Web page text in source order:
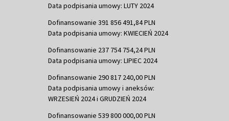
Data podpisania umowy: LUTY 2024
Dofinansowanie 391 856 491,84 PLN
Data podpisania umowy: KWIECIEŃ 2024
Dofinansowanie 237 754 754,24 PLN
Data podpisania umowy: LIPIEC 2024
Dofinansowanie 290 817 240,00 PLN
Data podpisania umowy i aneksów:
WRZESIEŃ 2024 i GRUDZIEŃ 2024
Dofinansowanie 539 800 000,00 PLN